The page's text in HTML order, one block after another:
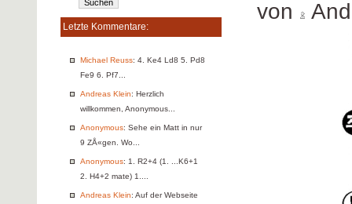
Letzte Kommentare:
Michael Reuss: 4. Ke4 Ld8 5. Pd8
Fe9 6. Pf7...
Andreas Klein: Herzlich
willkommen, Anonymous...
Anonymous: Sehe ein Matt in nur
9 ZÅ«gen. Wo...
Anonymous: 1. R2+4 (1. ...K6+1
2. H4+2 mate) 1....
Andreas Klein: Auf der Webseite
von